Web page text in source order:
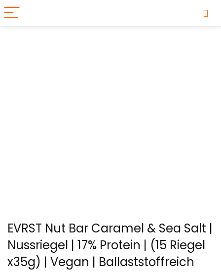
EVRST Nut Bar Caramel & Sea Salt |
Nussriegel | 17% Protein | (15 Riegel
x35g) | Vegan | Ballaststoffreich